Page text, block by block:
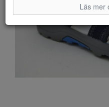
Läs mer